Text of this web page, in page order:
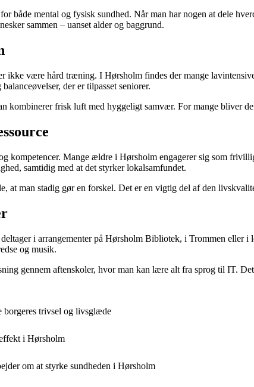
både mental og fysisk sundhed. Når man har nogen at dele
sammen – uanset alder og baggrund.
ikke være hård træning. I Hørsholm findes der mange
der er tilpasset seniorer.
kombinerer frisk luft med hyggeligt samvær. For mange bliver
kompetencer. Mange ældre i Hørsholm engagerer sig som
samtidig med at det styrker lokalsamfundet.
at man stadig gør en forskel. Det er en vigtig del af den
i arrangementer på Hørsholm Bibliotek, i Trommen eller
og musik.
gennem aftenskoler, hvor man kan lære alt fra sprog til IT.
trivsel og livsglæde
i Hørsholm
om at styrke sundheden i Hørsholm